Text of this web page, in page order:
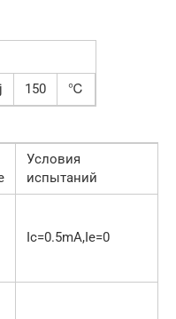
150 ℃
Условия
испытаний
Ic=0.5mA,Ie=0